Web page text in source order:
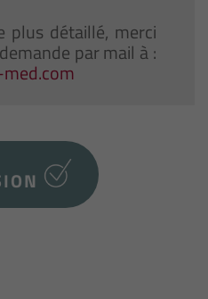
plus détaillé, merci
par mail à :